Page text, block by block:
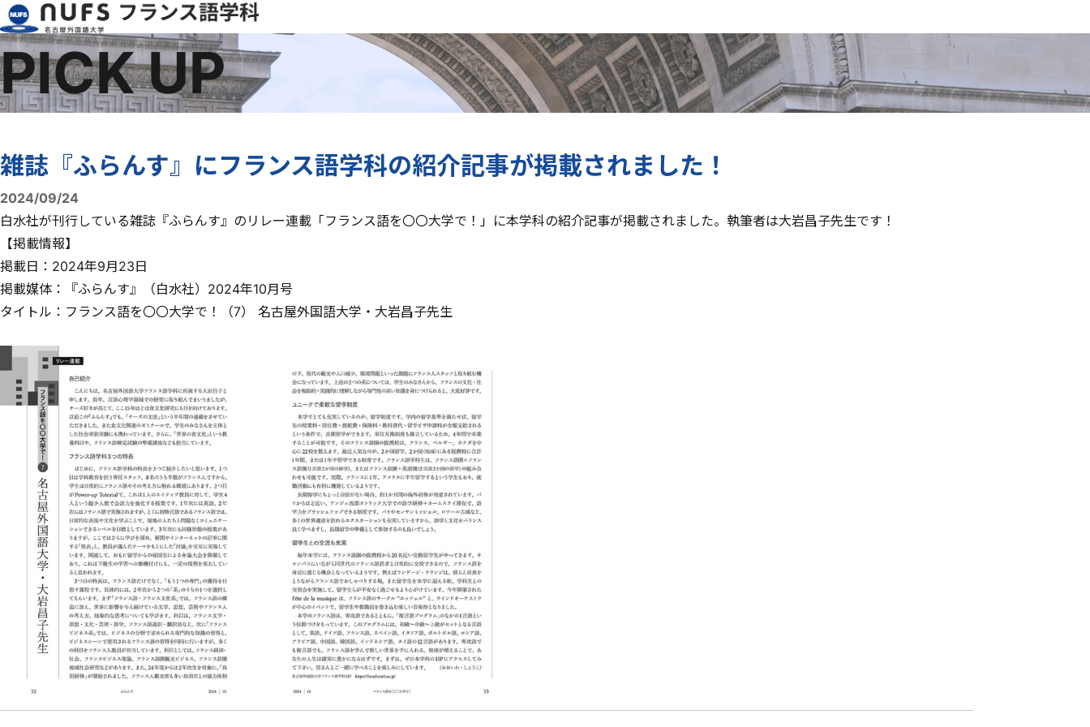
PICK UP
雑誌『ふらんす』にフランス語学科の紹介記事が掲載されました！
2024/09/24
白水社が刊行している雑誌『ふらんす』のリレー連載「フランス語を〇〇大学で！ 」に本学科の紹介記事が掲載されました。執筆者は大岩昌子先生です！
【掲載情報】
掲載日：2024年9月23日
掲載媒体：『ふらんす』（白水社）2024年10月号
タイトル： フランス語を〇〇大学で！（7） 名古屋外国語大学・大岩昌子先生